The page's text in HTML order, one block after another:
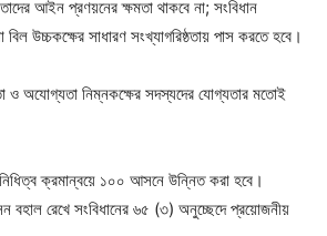
আইন প্রণয়নের ক্ষমতা থাকবে না; সংবিধান
উচ্চকক্ষের সাধারণ সংখ্যাগরিষ্ঠতায় পাস করতে হবে।
ও অযোগ্যতা নিম্নকক্ষের সদস্যদের যোগ্যতার মতোই
ক্রমান্বয়ে ১০০ আসনে উন্নিত করা হবে।
বহাল রেখে সংবিধানের ৬৫ (৩) অনুচ্ছেদে প্রয়োজনীয়